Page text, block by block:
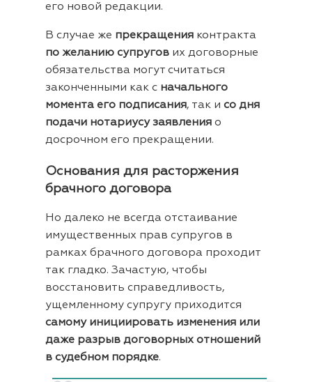
его новой редакции.
В случае же прекращения контракта
по желанию супругов их договорные
обязательства могут считаться
законченными как с начального
момента его подписания, так и со дня
подачи нотариусу заявления о
досрочном его прекращении.
Основания для расторжения
брачного договора
Но далеко не всегда отстаивание
имущественных прав супругов в
рамках брачного договора проходит
так гладко. Зачастую, чтобы
восстановить справедливость,
ущемленному супругу приходится
самому инициировать изменения или
даже разрыв договорных отношений
в судебном порядке.